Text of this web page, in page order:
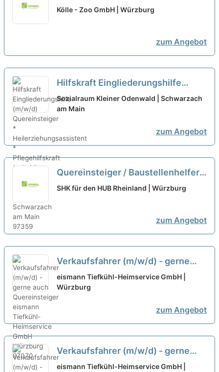
Hund/Katze/Kleintiere in Teilzeit
Kölle - Zoo GmbH | Würzburg
zum Angebot
Hilfskraft Eingliederungshilfe
(m/w/d) Quereinsteiger *
Heilerziehungsassistent *
Pflegehilfskraft (m/w/d)
Sozialraum Kleiner Odenwald | Schwarzach
am Main
zum Angebot
Quereinsteiger / Baustellenhelfer
SHK (m/w/d) Wärmepumpen &
SHK für den HUB Rheinland | Würzburg
zum Angebot
Verkaufsfahrer (m/w/d) - gerne
auch Quereinsteiger neu
eismann Tiefkühl-Heimservice GmbH |
Würzburg
zum Angebot
Verkaufsfahrer (m/w/d) - gerne
auch Quereinsteiger
eismann Tiefkühl-Heimservice GmbH |